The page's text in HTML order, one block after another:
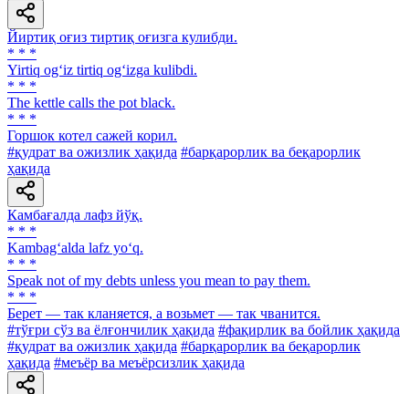
Йиртиқ оғиз тиртиқ оғизга кулибди.
* * *
Yirtiq og‘iz tirtiq og‘izga kulibdi.
* * *
The kettle calls the pot black.
* * *
Горшок котел сажей корил.
#қудрат ва ожизлик ҳақида #барқарорлик ва беқарорлик
ҳақида
Камбағалда лафз йўқ.
* * *
Kambag‘alda lafz yo‘q.
* * *
Speak not of my debts unless you mean to pay them.
* * *
Берет — так кланяется, а возьмет — так чванится.
#тўғри сўз ва ёлғончилик ҳақида #фақирлик ва бойлик ҳақида
#қудрат ва ожизлик ҳақида #барқарорлик ва беқарорлик
ҳақида #меъёр ва меъёрсизлик ҳақида